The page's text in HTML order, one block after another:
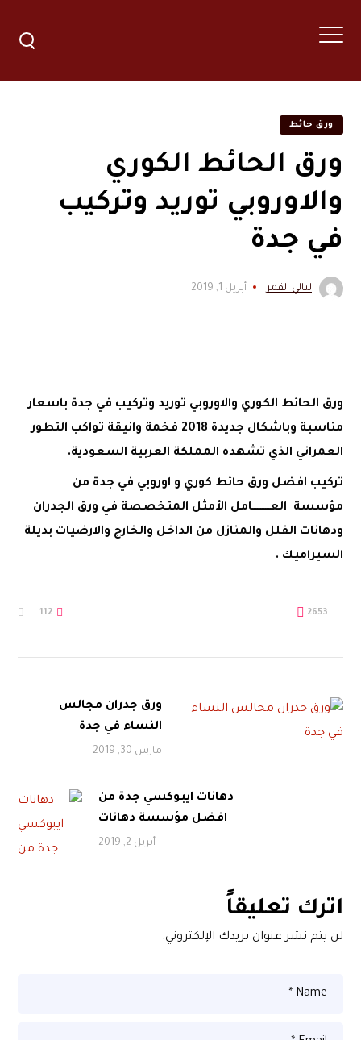
ورق حائط
ورق الحائط الكوري
والاوروبي توريد وتركيب
في جدة
ليالي القمر أبريل 1, 2019
ورق الحائط الكوري والاوروبي توريد وتركيب في جدة باسعار
مناسبة وباشكال جديدة 2018 فخمة وانيقة تواكب التطور
العمراني الذي تشهده المملكة العربية السعودية.
تركيب افضل ورق حائط كوري و اوروبي في جدة من
مؤسسة العـــــــــــامل الأمثل المتخصصة في ورق الجدران
ودهانات الفلل والمنازل من الداخل والخارج والارضيات بديلة
السيراميك .
112 2653
ورق جدران مجالس
النساء في جدة
مارس 30, 2019
دهانات ايبوكسي جدة من
افضل مؤسسة دهانات
أبريل 2, 2019
اترك تعليقاً
لن يتم نشر عنوان بريدك الإلكتروني.